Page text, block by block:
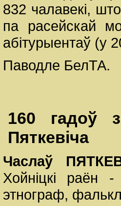
832 чалавекі,
па расейскай
абітурыентаў (у
Паводле БелТА.
160 гадоў
Пяткевіча
Часлаў
Хойніцкі раён
этнограф,